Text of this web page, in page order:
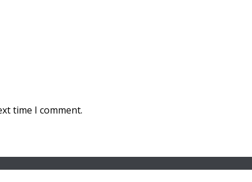
time I comment.